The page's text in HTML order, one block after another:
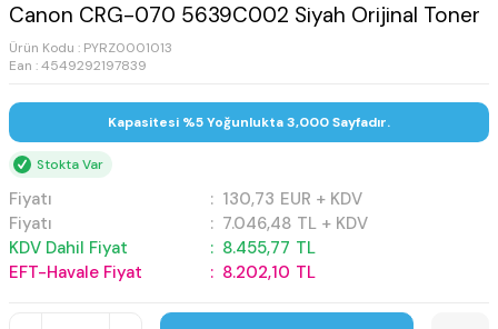
Canon CRG-070 5639C002 Siyah Orijinal Toner
Ürün Kodu : PYRZ0001013
Ean : 4549292197839
Kapasitesi %5 Yoğunlukta 3,000 Sayfadır.
Stokta Var
Fiyatı : 130,73 EUR + KDV
Fiyatı
: 7.046,48 TL + KDV
KDV Dahil Fiyat
: 8.455,77 TL
EFT-Havale Fiyat
: 8.202,10 TL